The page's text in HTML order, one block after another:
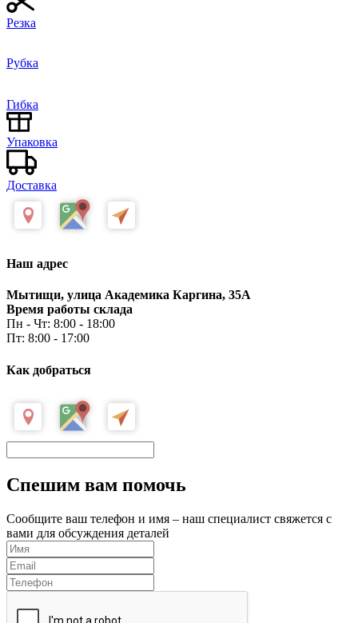
Резка
Рубка
Гибка
Упаковка
Доставка
Наш адрес
Мытищи, улица Академика Каргина, 35А
Время работы склада
Пн - Чт: 8:00 - 18:00
Пт: 8:00 - 17:00
Как добраться
Спешим вам помочь
Сообщите ваш телефон и имя – наш специалист свяжется с
вами для обсуждения деталей